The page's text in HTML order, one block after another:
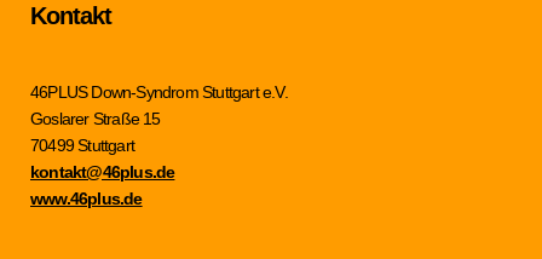
Kontakt
46PLUS Down-Syndrom Stuttgart e.V.
Goslarer Straße 15
70499 Stuttgart
kontakt@46plus.de
www.46plus.de